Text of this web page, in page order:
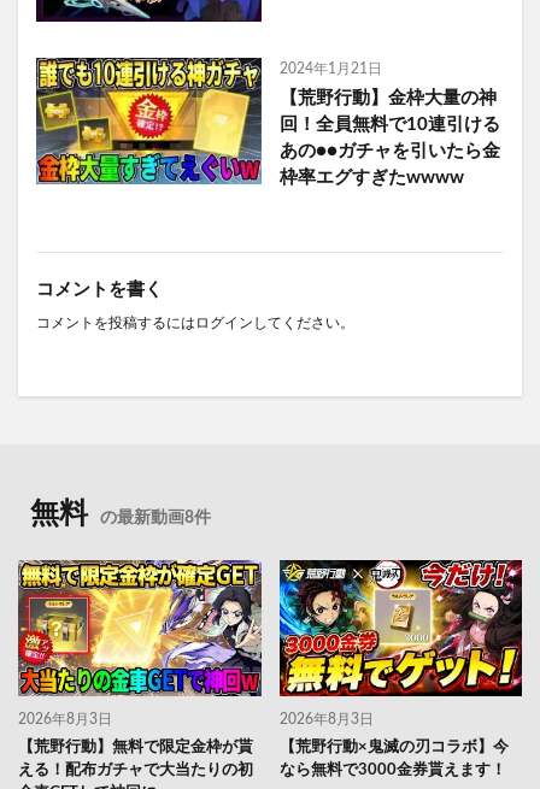
2024年1月21日
【荒野行動】金枠大量の神
回！全員無料で10連引ける
あの●●ガチャを引いたら金
枠率エグすぎたwwww
コメントを書く
コメントを投稿するには ログイン してください。
無料 の最新動画8件
2026年8月3日
【荒野行動】無料で限定金枠が貰
える！配布ガチャで大当たりの初
2026年8月3日
【荒野行動×鬼滅の刃コラボ】今
なら無料で3000金券貰えます！